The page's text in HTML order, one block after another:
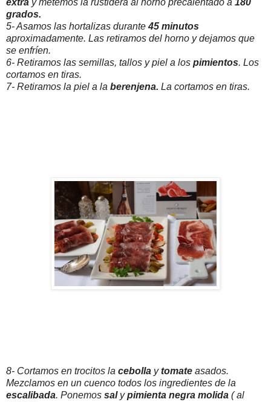
extra y metemos la rustidera al horno precalentado a 180
grados.
5- Asamos las hortalizas durante45 minutos
aproximadamente. Las retiramos del horno y dejamos que
se enfríen.
6- Retiramos las semillas, tallos y piel a los pimientos. Los
cortamos en tiras.
7- Retiramos la piel a la berenjena. La cortamos en tiras.
8- Cortamos en trocitos la cebolla ytomate asados.
Mezclamos en un cuenco todos los ingredientes de la
escalibada. Ponemos salypimienta negra molida ( al